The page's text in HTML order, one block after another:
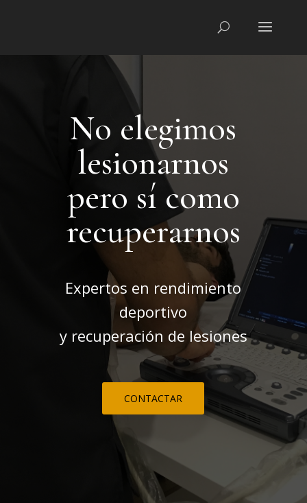
No elegimos
lesionarnos
pero sí como
recuperarnos
Expertos en rendimiento
deportivo
y recuperación de lesiones
CONTACTAR